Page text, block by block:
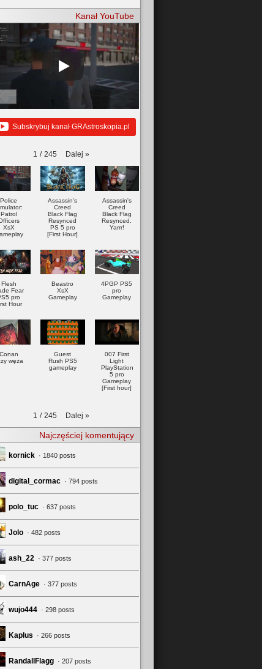
Kanał YouTube
Subskrybuj kanał GRAstroskopia.pl
1 / 245 Dalej »
Police
Patrol
XsX
Assassin's
Creed
Black Flag
Resynced
PS 5 pro
[First Hour]
Assassin's
Creed
Black Flag
Resynced.
Yarrr!
Flesh
Fear
pro
Hour
Beastro
XsX
Gameplay
4PGP PS5
pro
Gameplay
Conan
węża
Guest
Rush PS5
gameplay
007 First
Light
PlayStation
5 pro
Gameplay
[First hour]
1 / 245 Dalej »
Najczęściej komentujący
kornick · 1840 posts
digital_cormac · 794 posts
polo_tuc · 637 posts
Jolo · 482 posts
ash_22 · 377 posts
CarnAge · 377 posts
wujo444 · 298 posts
Kaplus · 266 posts
RandallFlagg · 207 posts